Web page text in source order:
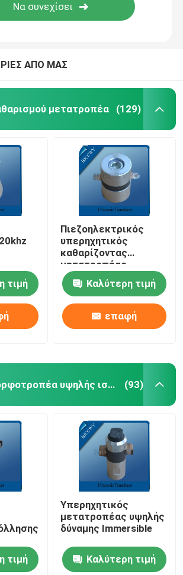
ΑΠΟ ΜΑΣ
μετατροπέα (129)
τιμή
Πιεζοηλεκτρικός
υπερηχητικός
καθαρίζοντας
μετατροπέας
Καλύτερη τιμή
επαφή
υπερήχων μορφοτροπέα υψηλής ισχύος (93)
τιμή
Υπερηχητικός
μετατροπέας υψηλής
δύναμης Immersible
Καλύτερη τιμή